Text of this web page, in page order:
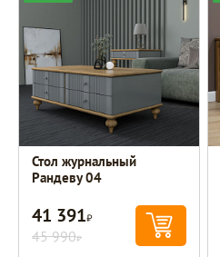
Стол журнальный
Рандеву 04
41 391Р
45 990Р